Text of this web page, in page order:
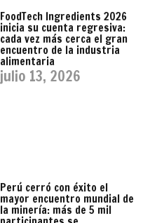
FoodTech Ingredients 2026
inicia su cuenta regresiva:
cada vez más cerca el gran
encuentro de la industria
alimentaria
julio 13, 2026
Perú cerró con éxito el
mayor encuentro mundial de
la minería: más de 5 mil